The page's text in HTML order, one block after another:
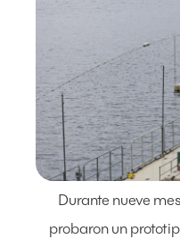
Durante nueve
probaron un